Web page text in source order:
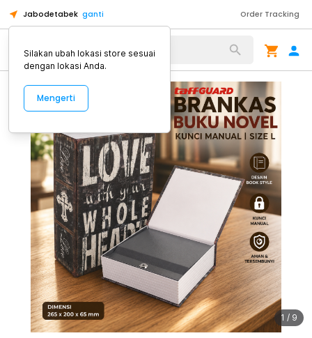
Jabodetabek ganti Order Tracking
Alat Kopi
1 / 9
Silakan ubah lokasi store sesuai
dengan lokasi Anda.
Mengerti